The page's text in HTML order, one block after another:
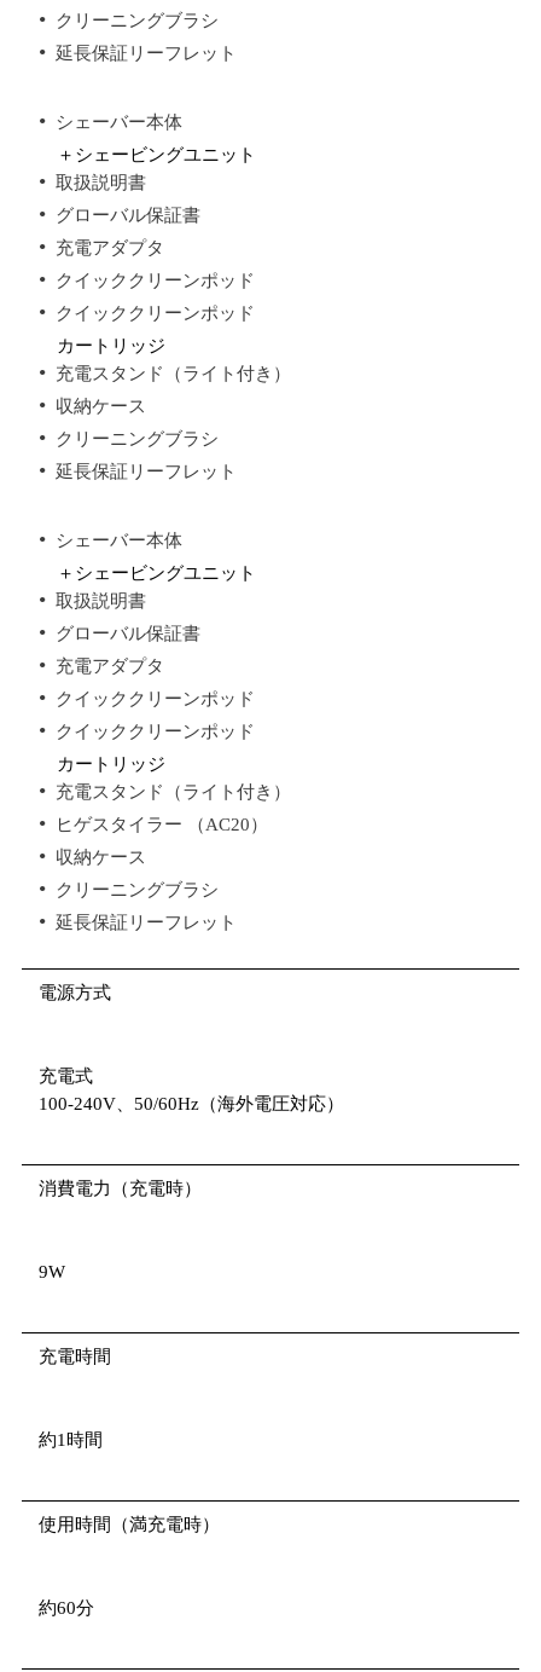
クリーニングブラシ
延長保証リーフレット
シェーバー本体
＋シェービングユニット
取扱説明書
グローバル保証書
充電アダプタ
クイッククリーンポッド
クイッククリーンポッド
カートリッジ
充電スタンド（ライト付き）
収納ケース
クリーニングブラシ
延長保証リーフレット
シェーバー本体
＋シェービングユニット
取扱説明書
グローバル保証書
充電アダプタ
クイッククリーンポッド
クイッククリーンポッド
カートリッジ
充電スタンド（ライト付き）
ヒゲスタイラー （AC20）
収納ケース
クリーニングブラシ
延長保証リーフレット
電源方式
充電式
100-240V、50/60Hz（海外電圧対応）
消費電力（充電時）
9W
充電時間
約1時間
使用時間（満充電時）
約60分